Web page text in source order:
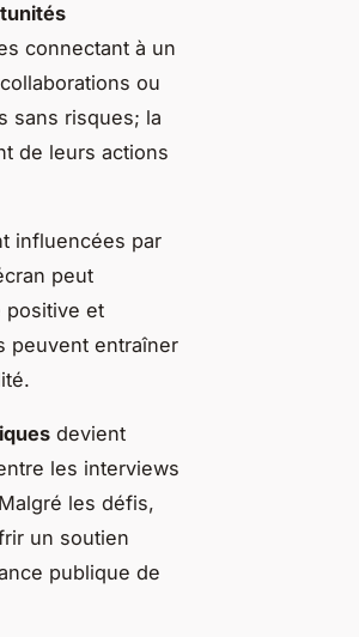
connectant à un
ou
sans risques; la
de leurs actions
influencées par
peut
positive et
peuvent entraîner
devient
les interviews
les défis,
un soutien
publique de